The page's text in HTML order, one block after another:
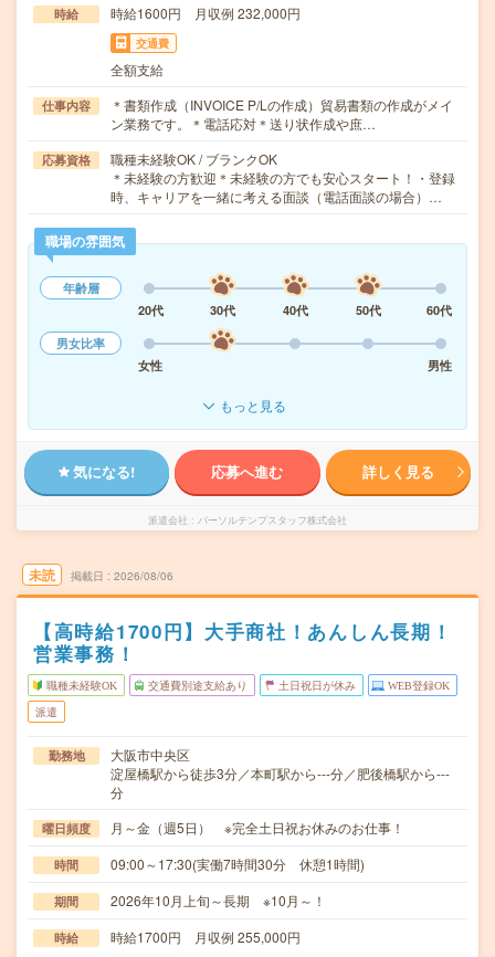
時給 時給1600円 月収例 232,000円
交通費
全額支給
仕事内容
＊書類作成（INVOICE P/Lの作成）貿易書類の作成がメイ
ン業務です。＊電話応対＊送り状作成や庶…
応募資格
職種未経験OK / ブランクOK
＊未経験の方歓迎＊未経験の方でも安心スタート！・登録
時、キャリアを一緒に考える面談（電話面談の場合）…
職場の雰囲気
年齢層
20代
30代 40代 50代
60代
男女比率
女性
男性
もっと見る
気になる! 応募へ進む 詳しく見る
派遣会社 パーソルテンプスタッフ株式会社
未読 掲載日 2026/08/06
【高時給1700円】大手商社！あんしん長期！
営業事務！
職種未経験OK 交通費別途支給あり 土日祝日が休み WEB登録OK
派遣
勤務地
大阪市中央区
淀屋橋駅から徒歩3分／本町駅から---分／肥後橋駅から---
分
曜日頻度 月～金（週5日） ※完全土日祝お休みのお仕事！
時間 09:00～17:30(実働7時間30分 休憩1時間)
期間 2026年10月上旬～長期 ※10月～！
時給 時給1700円 月収例 255,000円